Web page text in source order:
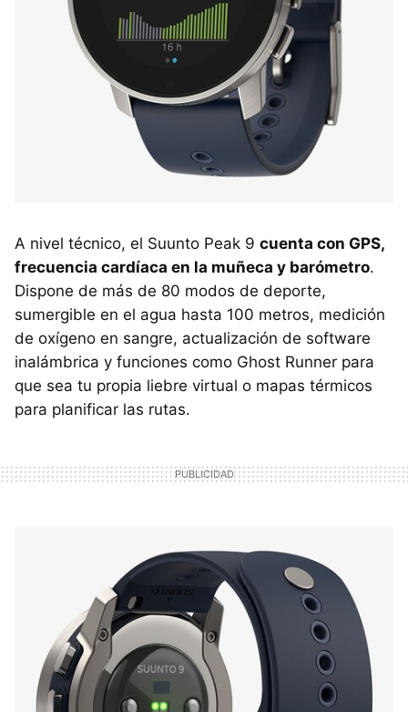
A nivel técnico, el Suunto Peak 9 cuenta con GPS,
frecuencia cardíaca en la muñeca y barómetro.
Dispone de más de 80 modos de deporte,
sumergible en el agua hasta 100 metros, medición
de oxígeno en sangre, actualización de software
inalámbrica y funciones como Ghost Runner para
que sea tu propia liebre virtual o mapas térmicos
para planificar las rutas.